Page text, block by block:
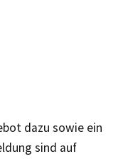
dazu sowie ein
sind auf